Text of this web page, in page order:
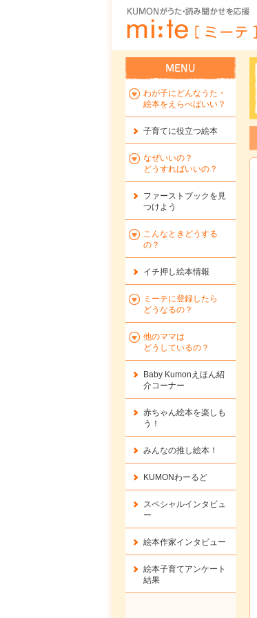
わが子にどんなうた・
絵本をえらべばいい？
子育てに役立つ絵本
なぜいいの？
どうすればいいの？
ファーストブックを 見
つけよう
こんなときどうする
の？
イチ押し絵本情報
ミーテに登録したら
どうなるの？
他のママは
どうしているの？
Baby Kumonえほん紹
介コーナー
赤ちゃん絵本を楽しも
う！
みんなの推し絵本！
KUMONわーるど
スペシャルインタビュ
ー
絵本作家インタビュー
絵本子育てアンケート
結果